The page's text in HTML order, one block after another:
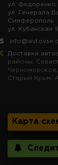
ул. Федоренко
ул. Генерала
Симферополь
ул. Кубанская
Доставка
районы,
Старый Крым,
Карта